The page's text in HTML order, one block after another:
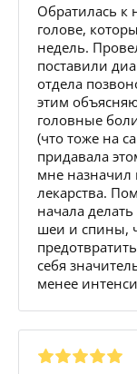
Обратилась к
голове,
недель.
поставили
отдела
этим
головные
(что тоже на
придавала
мне назначил
лекарства.
начала
шеи и спины,
себя
менее